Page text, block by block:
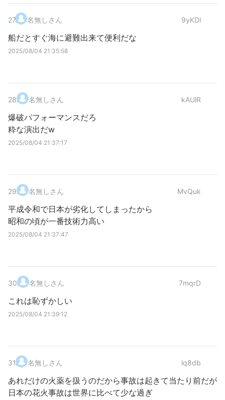
27. 名無しさん 9yKDl
船だとすぐ海に避難出来て便利だな
2025/08/04 21:35:58
28. 名無しさん kAUlR
爆破パフォーマンスだろ
粋な演出だw
2025/08/04 21:37:17
29. 名無しさん MvQuk
平成令和で日本が劣化してしまったから
昭和の頃が一番技術力高い
2025/08/04 21:37:47
30. 名無しさん 7mqrD
これは恥ずかしい
2025/08/04 21:39:12
31. 名無しさん lq8db
あれだけの火薬を扱うのだから事故は起きて当たり前だが
日本の花火事故は世界に比べて少な過ぎ